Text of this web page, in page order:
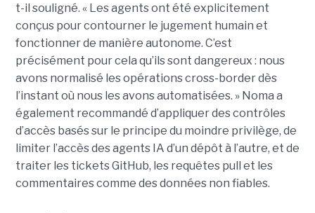
t-il souligné. « Les agents ont été explicitement
conçus pour contourner le jugement humain et
fonctionner de manière autonome. C’est
précisément pour cela qu’ils sont dangereux : nous
avons normalisé les opérations cross-border dès
l’instant où nous les avons automatisées. » Noma a
également recommandé d’appliquer des contrôles
d’accès basés sur le principe du moindre privilège, de
limiter l’accès des agents IA d’un dépôt à l’autre, et de
traiter les tickets GitHub, les requêtes pull et les
commentaires comme des données non fiables.